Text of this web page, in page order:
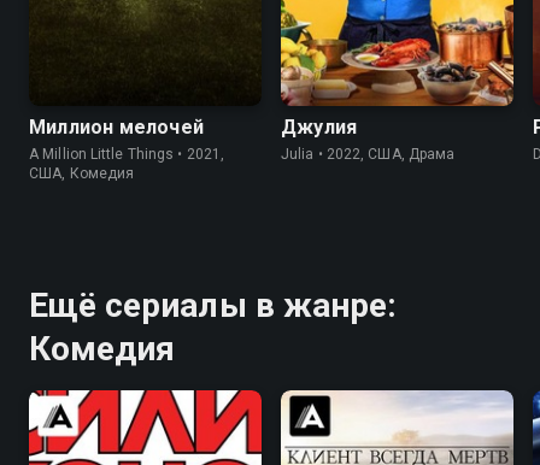
7.9
Миллион мелочей
A Million Little Things • 2021,
США, Комедия
8.1 8.3
Джулия
Julia • 2022, США, Драма
Ещё сериалы в жанре:
Комедия